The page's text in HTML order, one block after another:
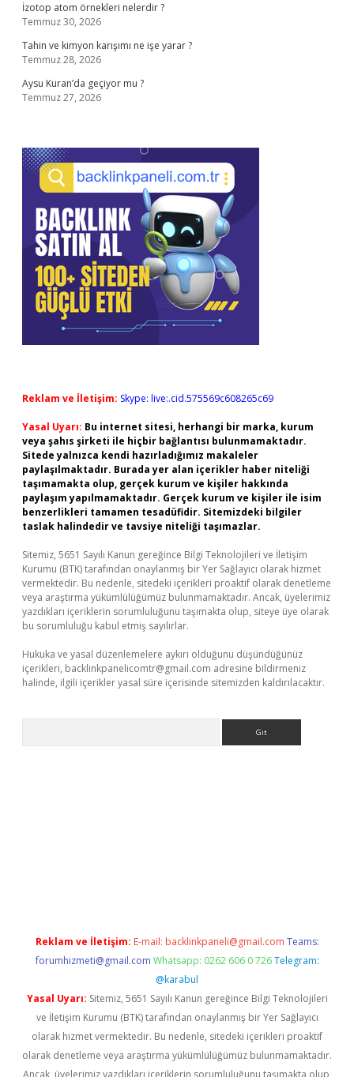
İzotop atom örnekleri nelerdir ?
Temmuz 30, 2026
Tahin ve kimyon karışımı ne işe yarar ?
Temmuz 28, 2026
Aysu Kuran’da geçiyor mu ?
Temmuz 27, 2026
Reklam ve İletişim: Skype: live:.cid.575569c608265c69
Yasal Uyarı: Bu internet sitesi, herhangi bir marka, kurum
veya şahıs şirketi ile hiçbir bağlantısı bulunmamaktadır.
Sitede yalnızca kendi hazırladığımız makaleler
paylaşılmaktadır. Burada yer alan içerikler haber niteliği
taşımamakta olup, gerçek kurum ve kişiler hakkında
paylaşım yapılmamaktadır. Gerçek kurum ve kişiler ile isim
benzerlikleri tamamen tesadüfidir. Sitemizdeki bilgiler
taslak halindedir ve tavsiye niteliği taşımazlar.
Sitemiz, 5651 Sayılı Kanun gereğince Bilgi Teknolojileri ve İletişim
Kurumu (BTK) tarafından onaylanmış bir Yer Sağlayıcı olarak hizmet
vermektedir. Bu nedenle, sitedeki içerikleri proaktif olarak denetleme
veya araştırma yükümlülüğümüz bulunmamaktadır. Ancak, üyelerimiz
yazdıkları içeriklerin sorumluluğunu taşımakta olup, siteye üye olarak
bu sorumluluğu kabul etmiş sayılırlar.
Hukuka ve yasal düzenlemelere aykırı olduğunu düşündüğünüz
içerikleri, backlinkpanelicomtr@gmail.com adresine bildirmeniz
halinde, ilgili içerikler yasal süre içerisinde sitemizden kaldırılacaktır.
Reklam ve İletişim: E-mail: backlinkpaneli@gmail.com Teams:
forumhizmeti@gmail.com Whatsapp: 0262 606 0 726 Telegram:
@karabul
Yasal Uyarı: Sitemiz, 5651 Sayılı Kanun gereğince Bilgi Teknolojileri
ve İletişim Kurumu (BTK) tarafından onaylanmış bir Yer Sağlayıcı
olarak hizmet vermektedir. Bu nedenle, sitedeki içerikleri proaktif
olarak denetleme veya araştırma yükümlülüğümüz bulunmamaktadır.
Ancak, üyelerimiz yazdıkları içeriklerin sorumluluğunu taşımakta olup,